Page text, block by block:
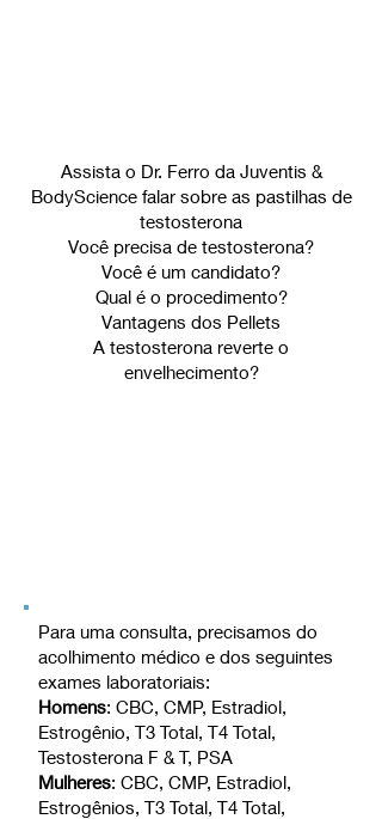
Assista o Dr. Ferro da Juventis &
BodyScience falar sobre as pastilhas de
testosterona
Você precisa de testosterona?
Você é um candidato?
Qual é o procedimento?
​Vantagens dos Pellets
​A testosterona reverte o
envelhecimento?
Para uma consulta, precisamos do
acolhimento médico e dos seguintes
exames laboratoriais:
Homens: CBC, CMP, Estradiol,
Estrogênio, T3 Total, T4 Total,
Testosterona F & T, PSA
Mulheres: CBC, CMP, Estradiol,
Estrogênios, T3 Total, T4 Total,